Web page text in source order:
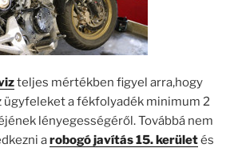
teljes mértékben figyel arra,hogy
ügyfeleket a fékfolyadék minimum 2
lényegességéről. Továbbá nem
arobogó javítás 15. kerületés